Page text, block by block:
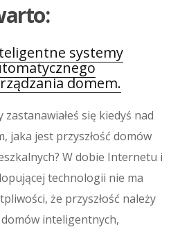
i Rekreacyjne
Catering
Porady Prawne
i Wesele
Hodowla Zwierząt
Porządkowanie
Serwis
Usługi
systemy
domem.
zastanawiałeś się kiedyś nad
jaka jest przyszłość domów
W dobie Internetu i
technologii nie ma
że przyszłość należy
inteligentnych,